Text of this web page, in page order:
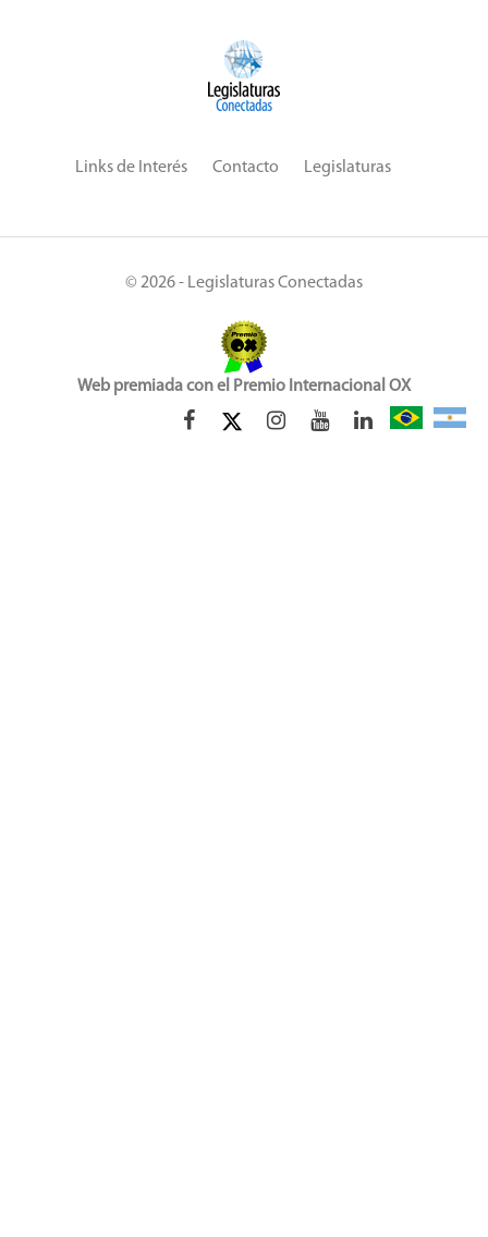
Links de Interés Contacto Legislaturas
© 2026 - Legislaturas Conectadas
Web premiada con el Premio Internacional OX